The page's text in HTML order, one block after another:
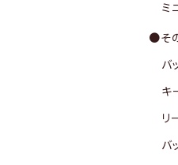
ミ
●そ
バ
キ
リ
バ